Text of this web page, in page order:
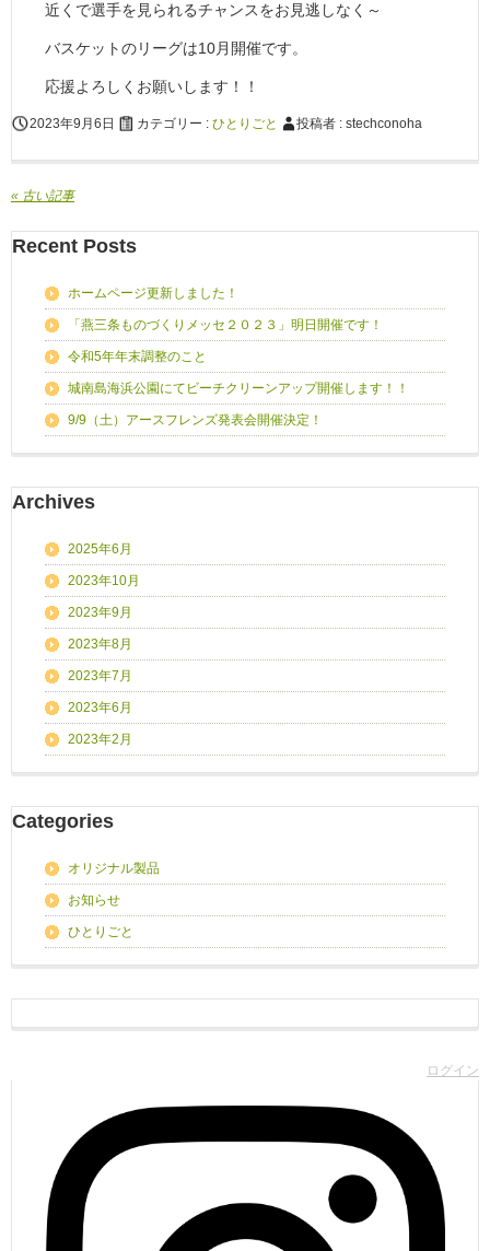
近くで選手を見られるチャンスをお見逃しなく～
バスケットのリーグは10月開催です。
応援よろしくお願いします！！
2023年9月6日 カテゴリー : ひとりごと 投稿者 : stechconoha
« 古い記事
Recent Posts
ホームページ更新しました！
「燕三条ものづくりメッセ２０２３」明日開催です！
令和5年年末調整のこと
城南島海浜公園にてビーチクリーンアップ開催します！！
9/9（土）アースフレンズ発表会開催決定！
Archives
2025年6月
2023年10月
2023年9月
2023年8月
2023年7月
2023年6月
2023年2月
Categories
オリジナル製品
お知らせ
ひとりごと
ログイン